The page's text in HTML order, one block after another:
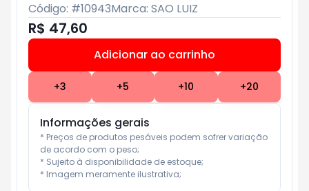
Código: #10943Marca: SAO LUIZ
R$ 47,60
Adicionar ao carrinho
+3 +5 +10 +20
Informações gerais
* Preços de produtos pesáveis podem sofrer variação
de acordo com o peso;
* Sujeito à disponibilidade de estoque;
* Imagem meramente ilustrativa;